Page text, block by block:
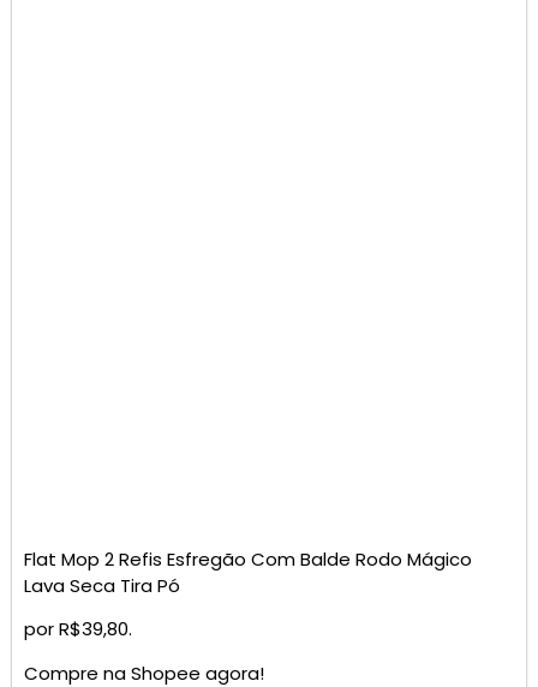
Flat Mop 2 Refis Esfregão Com Balde Rodo Mágico
Lava Seca Tira Pó
por R$39,80.
Compre na Shopee agora!